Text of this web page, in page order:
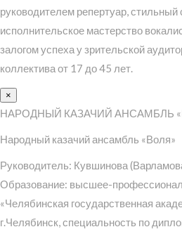
руководителем репертуар, стильный
исполнительское мастерство
залогом успеха у зрительской
коллектива от 17 до 45 лет.
×
НАРОДНЫЙ КАЗАЧИЙ АНСАМБЛЬ
Народный казачий ансамбль «Воля»
Руководитель: Кувшинова
Образование: высшее-
«Челябинская государственная
г.Челябинск, специальность по